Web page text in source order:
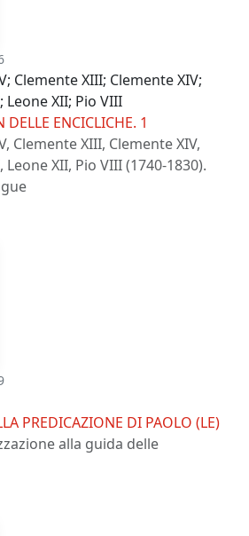
Clemente XIII; Clemente XIV;
Leone XII; Pio VIII
ENCICLICHE. 1
Clemente XIII, Clemente XIV,
Leone XII, Pio VIII (1740-1830).
PREDICAZIONE DI PAOLO (LE)
alla guida delle